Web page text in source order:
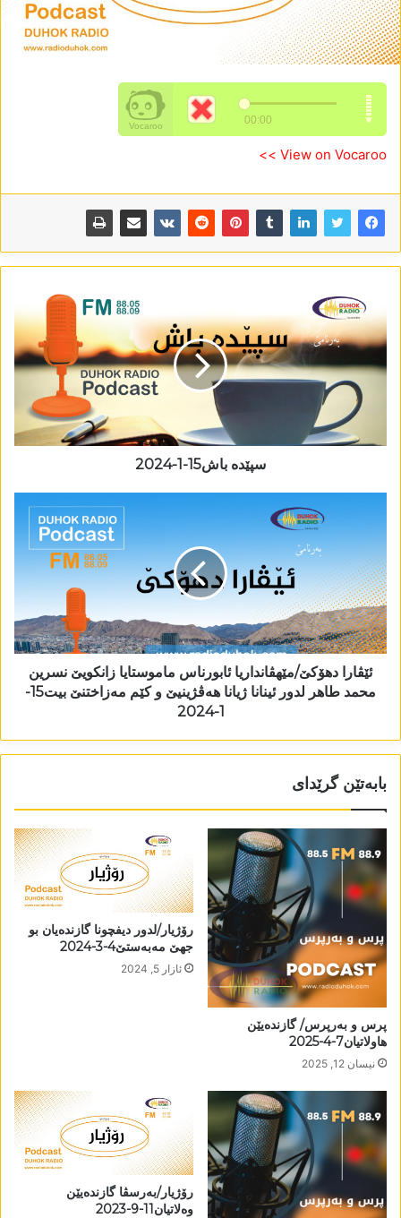
View on Vocaroo >>
سپێدە باش15-1-2024
ئێڤارا دھۆکێ/مێھڤانداریا ئابورناس ماموستایا زانکویێ نسرین
محمد طاھر لدور ئینانا ژیانا ھەڤژینیێ و کێم مەزاختنێ بیت15-
1-2024
بابەتێن گرێدای
پرس و بەرپرس/ گازندەیێن
ھاولاتیان7-4-2025
نیسان 12, 2025
رۆژیار/لدور دیفچونا گازندەیان بو
جھێ مەبەستێ4-3-2024
ئازار 5, 2024
رۆژیار/بەرسڤا گازندەیێن
وەلاتیان11-9-2023